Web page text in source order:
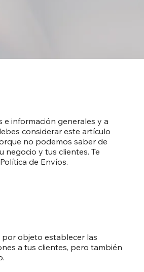
información generales y a
considerar este artículo
no podemos saber de
negocio y tus clientes. Te
de Envíos.
por objeto establecer las
a tus clientes, pero también